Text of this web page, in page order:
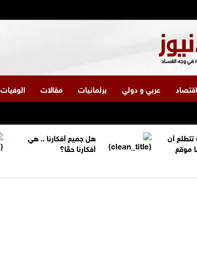
اقتصاد عربي و دولي برلمانيات مقالات الوفيات
تتطلع أن
موقع
هل جميع أفكارنا .. هي
أفكارنا حقًا؟